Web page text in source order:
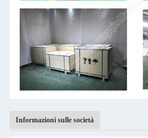
Informazioni sulle società